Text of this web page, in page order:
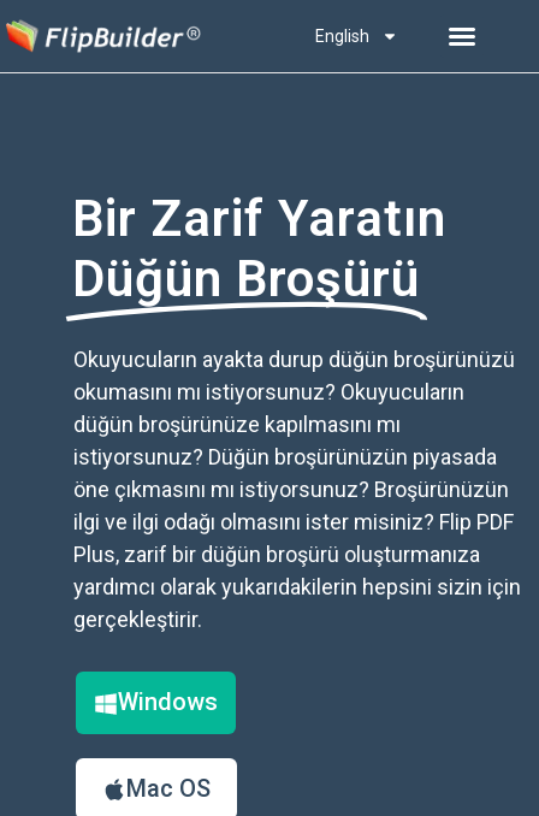
English
Bir Zarif Yaratın
Düğün Broşürü
Okuyucuların ayakta durup düğün broşürünüzü
okumasını mı istiyorsunuz? Okuyucuların
düğün broşürünüze kapılmasını mı
istiyorsunuz? Düğün broşürünüzün piyasada
öne çıkmasını mı istiyorsunuz? Broşürünüzün
ilgi ve ilgi odağı olmasını ister misiniz? Flip PDF
Plus, zarif bir düğün broşürü oluşturmanıza
yardımcı olarak yukarıdakilerin hepsini sizin için
gerçekleştirir.
Windows
Mac OS